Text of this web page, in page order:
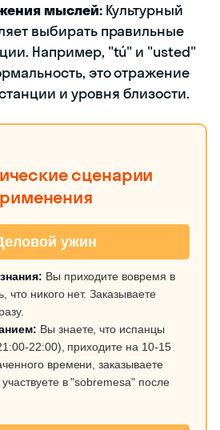
мыслей:Культурный
выбирать правильные
Например, "tú" и "usted"
это отражение
и уровня близости.
сценарии
ужин
Вы приходите вовремя в
что никого нет. Заказываете
Вы знаете, что испанцы
22:00), приходите на 10-15
времени, заказываете
в "sobremesa" после